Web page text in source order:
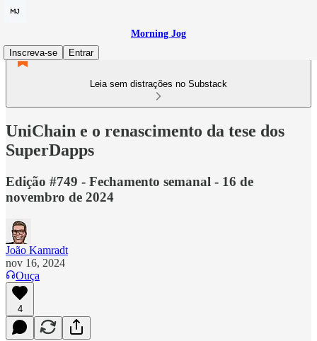
Morning Jog
Inscreva-se
Entrar
Leia sem distrações no Substack
UniChain e o renascimento da tese dos
SuperDapps
Edição #749 - Fechamento semanal - 16 de
novembro de 2024
João Kamradt
nov 16, 2024
Ouça
4